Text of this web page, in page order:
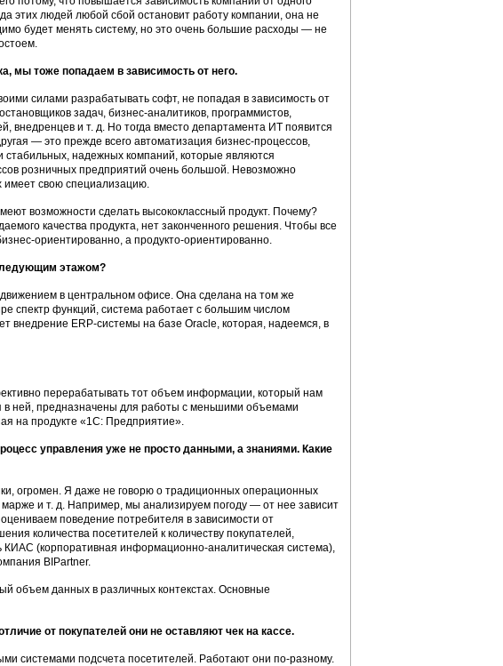
этих людей любой сбой остановит работу компании, она не
будет менять систему, но это очень большие расходы — не
мы тоже попадаем в зависимость от него.
силами разрабатывать софт, не попадая в зависимость от
задач, бизнес-аналитиков, программистов,
внедренцев и т. д. Но тогда вместо департамента ИТ появится
— это прежде всего автоматизация бизнес-процессов,
стабильных, надежных компаний, которые являются
розничных предприятий очень большой. Невозможно
имеет свою специализацию.
возможности сделать высококлассный продукт. Почему?
качества продукта, нет законченного решения. Чтобы все
ориентированно, а продукто-ориентированно.
этажом?
в центральном офисе. Она сделана на том же
спектр функций, система работает с большим числом
внедрение ERP-системы на базе Oracle, которая, надеемся, в
перерабатывать тот объем информации, который нам
в ней, предназначены для работы с меньшими объемами
на продукте «1C: Предприятие».
управления уже не просто данными, а знаниями. Какие
огромен. Я даже не говорю о традиционных операционных
и т. д. Например, мы анализируем погоду — от нее зависит
поведение потребителя в зависимости от
количества посетителей к количеству покупателей,
КИАС (корпоративная информационно-аналитическая система),
BIPartner.
объем данных в различных контекстах. Основные
от покупателей они не оставляют чек на кассе.
системами подсчета посетителей. Работают они по-разному.